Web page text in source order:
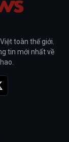
toàn thế giới.
tin mới nhất về